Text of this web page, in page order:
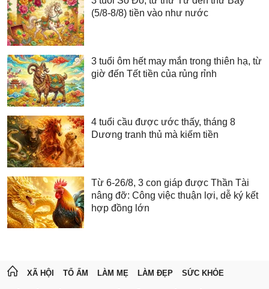
(5/8-8/8) tiền vào như nước
3 tuổi ôm hết may mắn trong thiên hạ, từ
giờ đến Tết tiền của rủng rỉnh
4 tuổi cầu được ước thấy, tháng 8
Dương tranh thủ mà kiếm tiền
Từ 6-26/8, 3 con giáp được Thần Tài
nâng đỡ: Công việc thuận lợi, dễ ký kết
hợp đồng lớn
XÃ HỘI TỔ ẤM LÀM MẸ LÀM ĐẸP SỨC KHỎE